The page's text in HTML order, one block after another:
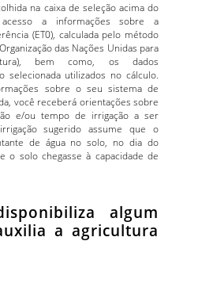
na caixa de seleção acima do
a informações sobre a
(ET0), calculada pelo método
das Nações Unidas para
bem como, os dados
selecionada utilizados no cálculo.
sobre o seu sistema de
você receberá orientações sobre
e/ou tempo de irrigação a ser
sugerido assume que o
de água no solo, no dia do
o solo chegasse à capacidade de
algum
a agricultura